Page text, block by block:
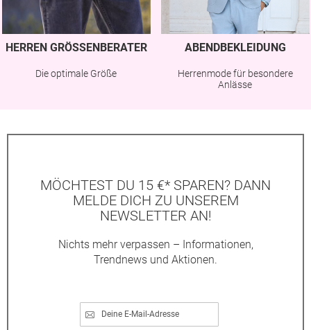
HERREN GRÖSSENBERATER
Die optimale Größe
ABENDBEKLEIDUNG
Herrenmode für besondere
Anlässe
MÖCHTEST DU 15 €* SPAREN? DANN
MELDE DICH ZU UNSEREM
NEWSLETTER AN!
Nichts mehr verpassen – Informationen,
Trendnews und Aktionen.